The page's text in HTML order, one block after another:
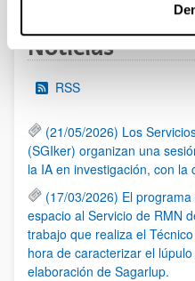
Noticias
RSS
(21/05/2026) Los
(SGIker) organizan una
la IA en investigación, con la
(17/03/2026) El
espacio al Servicio de RMN
trabajo que realiza el
hora de caracterizar el
elaboración de Sagarlup.